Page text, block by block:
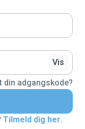
Vis
din adgangskode?
Tilmeld dig her.